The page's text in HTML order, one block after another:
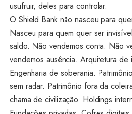
usufruir, deles para controlar.
O Shield Bank não nasceu para
Nasceu para quem quer ser
saldo. Não vendemos conta. Não
vendemos ausência. Arquitetura de
Engenharia de soberania.
sem radar. Patrimônio fora da
chama de civilização. Holdings